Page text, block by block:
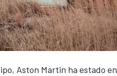
Aston Martin ha estado en